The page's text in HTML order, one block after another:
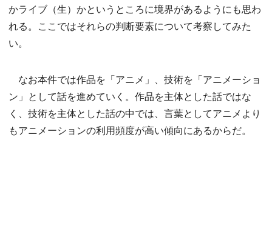
かライブ（生）かというところに境界があるようにも思わ
れる。ここではそれらの判断要素について考察してみた
い。
なお本件では作品を「アニメ」、技術を「アニメーショ
ン」として話を進めていく。作品を主体とした話ではな
く、技術を主体とした話の中では、言葉としてアニメより
もアニメーションの利用頻度が高い傾向にあるからだ。